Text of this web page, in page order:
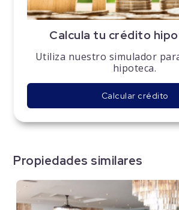
Calcula tu crédito
Utiliza nuestro simulador
hipoteca.
Calcular crédito
Propiedades similares